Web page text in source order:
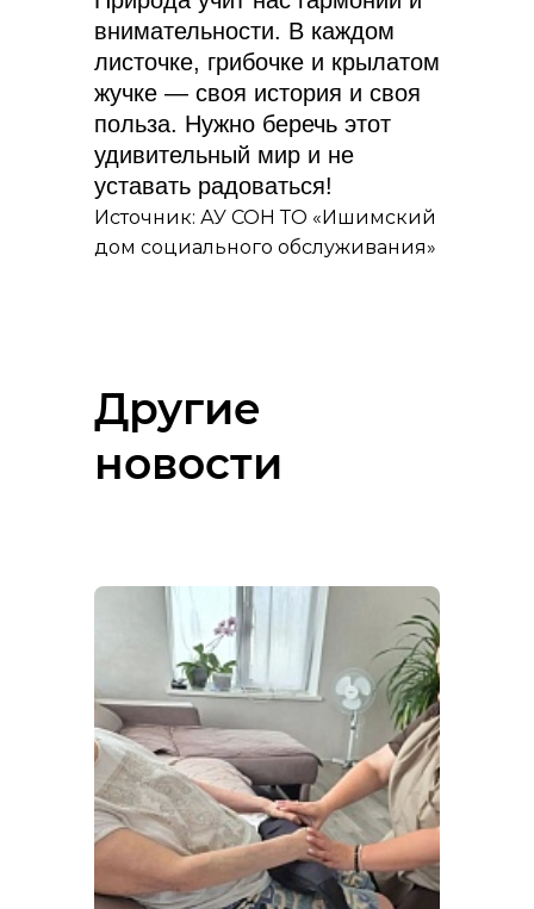
внимательности. В каждом
листочке, грибочке и крылатом
жучке — своя история и своя
польза. Нужно беречь этот
удивительный мир и не
уставать радоваться!
Источник: АУ СОН ТО «Ишимский
дом социального обслуживания»
Другие
новости